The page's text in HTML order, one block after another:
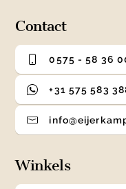
Contact
0575 - 58 36
+31 575 583
Winkels